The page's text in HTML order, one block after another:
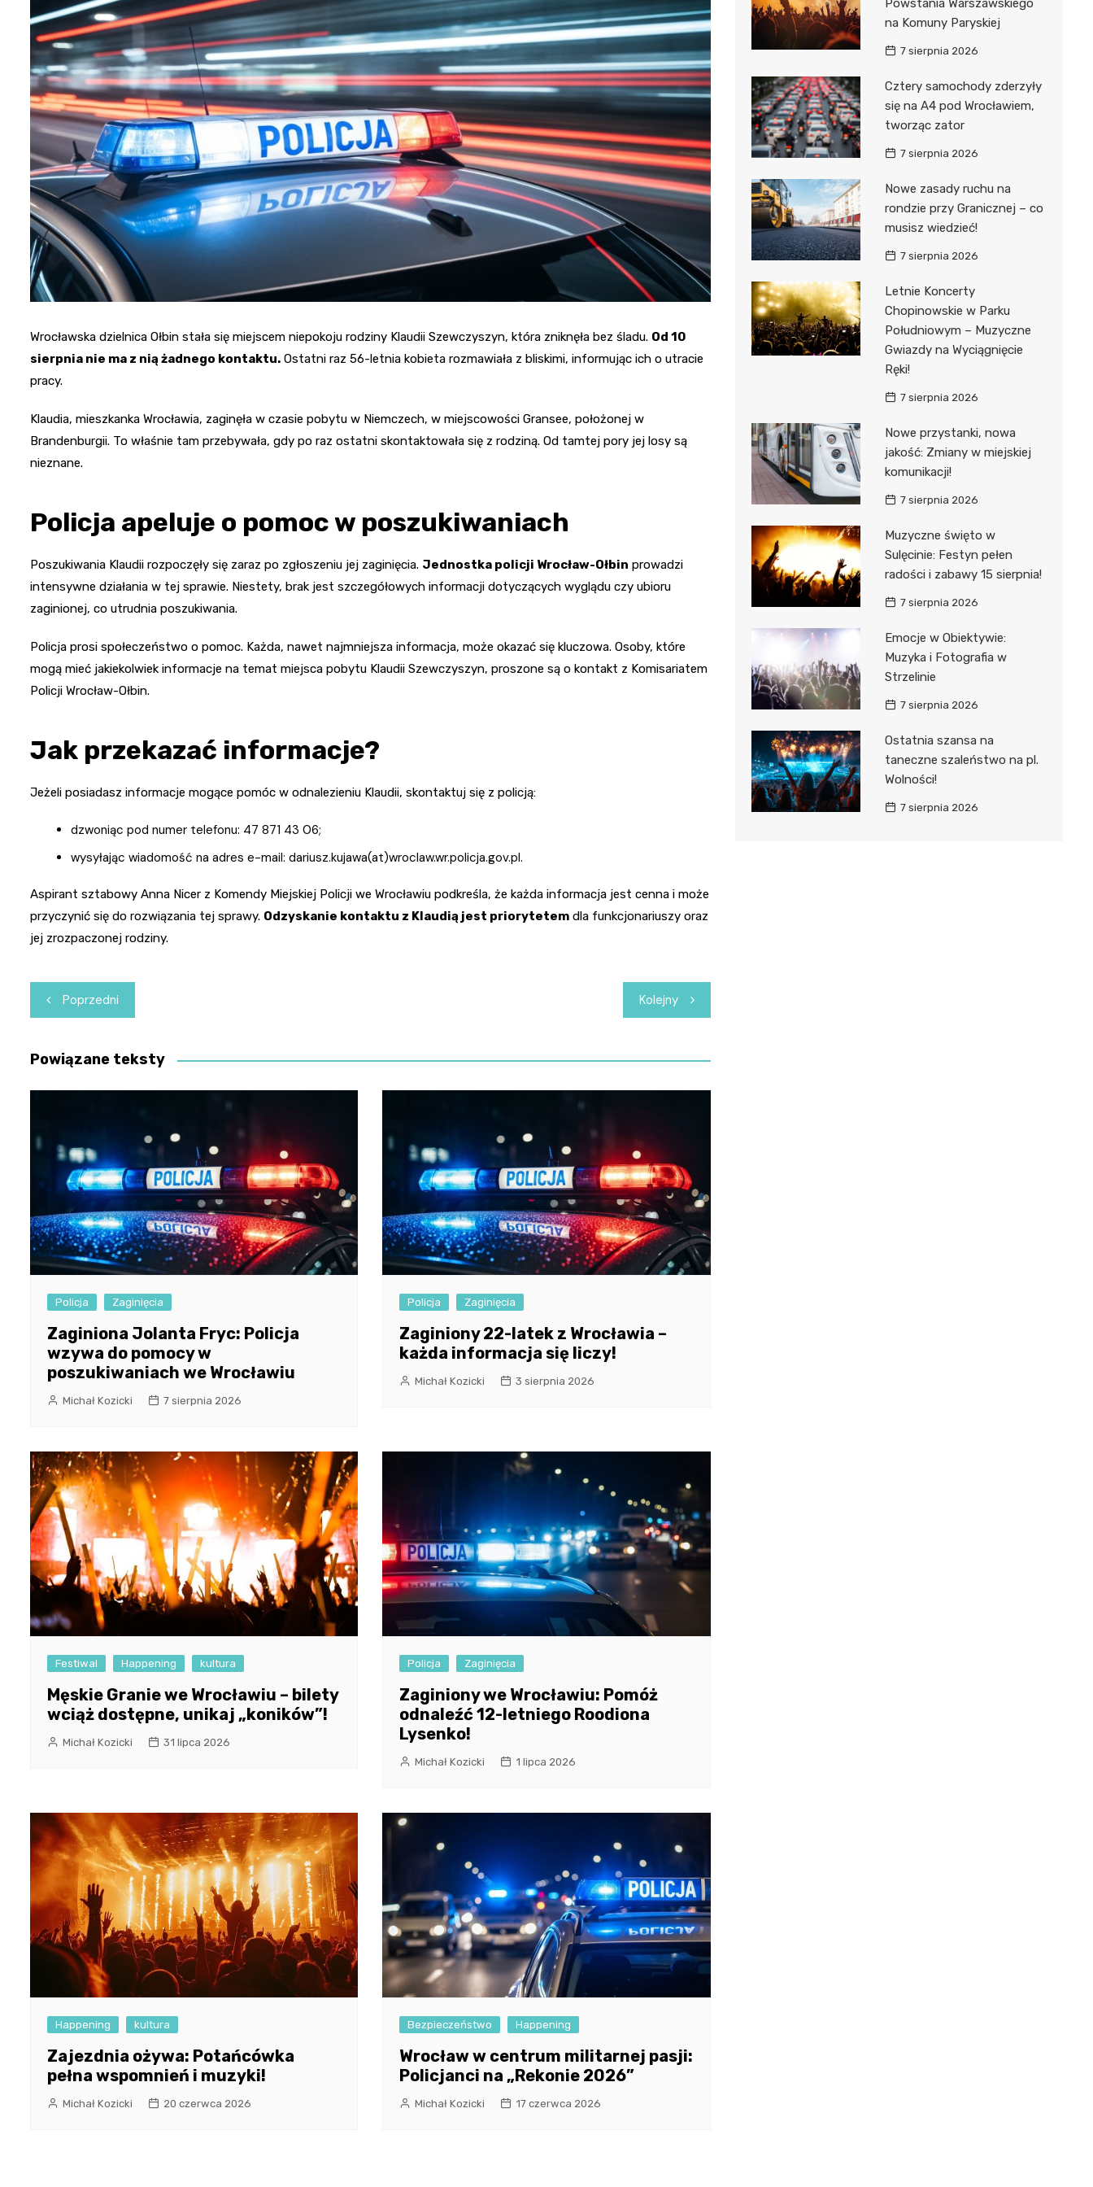
Fryzjer
Kino
Poczta
Wrocławska dzielnica Ołbin stała się miejscem niepokoju rodziny Klaudii Szewczyszyn, która zniknęła bez śladu. Od 10
sierpnia nie ma z nią żadnego kontaktu. Ostatni raz 56-letnia kobieta rozmawiała z bliskimi, informując ich o utracie
pracy.
Klaudia, mieszkanka Wrocławia, zaginęła w czasie pobytu w Niemczech, w miejscowości Gransee, położonej w
Brandenburgii. To właśnie tam przebywała, gdy po raz ostatni skontaktowała się z rodziną. Od tamtej pory jej losy są
nieznane.
Policja apeluje o pomoc w poszukiwaniach
Poszukiwania Klaudii rozpoczęły się zaraz po zgłoszeniu jej zaginięcia. Jednostka policji Wrocław-Ołbin prowadzi
intensywne działania w tej sprawie. Niestety, brak jest szczegółowych informacji dotyczących wyglądu czy ubioru
zaginionej, co utrudnia poszukiwania.
Policja prosi społeczeństwo o pomoc. Każda, nawet najmniejsza informacja, może okazać się kluczowa. Osoby, które
mogą mieć jakiekolwiek informacje na temat miejsca pobytu Klaudii Szewczyszyn, proszone są o kontakt z Komisariatem
Policji Wrocław-Ołbin.
Jak przekazać informacje?
Jeżeli posiadasz informacje mogące pomóc w odnalezieniu Klaudii, skontaktuj się z policją:
dzwoniąc pod numer telefonu: 47 871 43 06;
wysyłając wiadomość na adres e-mail: dariusz.kujawa(at)wroclaw.wr.policja.gov.pl.
Aspirant sztabowy Anna Nicer z Komendy Miejskiej Policji we Wrocławiu podkreśla, że każda informacja jest cenna i może
przyczynić się do rozwiązania tej sprawy. Odzyskanie kontaktu z Klaudią jest priorytetem dla funkcjonariuszy oraz
jej zrozpaczonej rodziny.
Nawigacja
wpisu
Poprzedni Kolejny
Powiązane teksty
Policja Zaginięcia
Zaginiona Jolanta Fryc: Policja
wzywa do pomocy w
poszukiwaniach we Wrocławiu
Michał Kozicki 7 sierpnia 2026
Policja Zaginięcia
Zaginiony 22-latek z Wrocławia –
każda informacja się liczy!
Michał Kozicki 3 sierpnia 2026
Festiwal Happening kultura
Męskie Granie we Wrocławiu – bilety
wciąż dostępne, unikaj „koników”!
Michał Kozicki 31 lipca 2026
Policja Zaginięcia
Zaginiony we Wrocławiu: Pomóż
odnaleźć 12-letniego Roodiona
Lysenko!
Michał Kozicki 1 lipca 2026
Happening kultura
Zajezdnia ożywa: Potańcówka
pełna wspomnień i muzyki!
Michał Kozicki 20 czerwca 2026
Bezpieczeństwo Happening
Wrocław w centrum militarnej pasji:
Policjanci na „Rekonie 2026”
Michał Kozicki 17 czerwca 2026
Powstania Warszawskiego
na Komuny Paryskiej
7 sierpnia 2026
Cztery samochody zderzyły
się na A4 pod Wrocławiem,
tworząc zator
7 sierpnia 2026
Nowe zasady ruchu na
rondzie przy Granicznej – co
musisz wiedzieć!
7 sierpnia 2026
Letnie Koncerty
Chopinowskie w Parku
Południowym – Muzyczne
Gwiazdy na Wyciągnięcie
Ręki!
7 sierpnia 2026
Nowe przystanki, nowa
jakość: Zmiany w miejskiej
komunikacji!
7 sierpnia 2026
Muzyczne święto w
Sulęcinie: Festyn pełen
radości i zabawy 15 sierpnia!
7 sierpnia 2026
Emocje w Obiektywie:
Muzyka i Fotografia w
Strzelinie
7 sierpnia 2026
Ostatnia szansa na
taneczne szaleństwo na pl.
Wolności!
7 sierpnia 2026